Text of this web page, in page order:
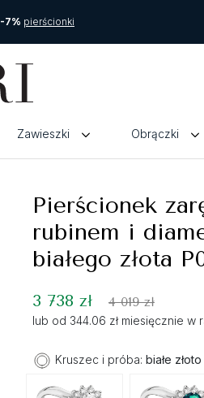
-7% pierścionki
Zawieszki Obrączki
Pierścionek
rubinem i
białego złota
3 738 zł 4 019 zł
lub od 344.06 zł miesięcznie w
Kruszec i próba: białe